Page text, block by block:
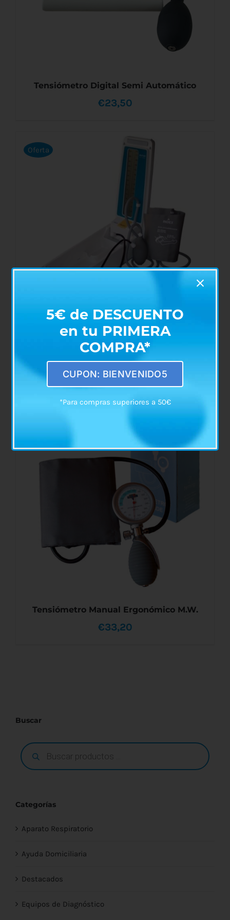
Tensiómetro Digital Semi Automático
€23,50
Oferta
ESTE
PRODUCTO
TIENE
MÚLTIPLES
VARIANTES.
OPCIONES
SE
PUEDEN
ELEGIR
EN
LA
PÁGINA
PRODUCTO
Tensiómetro Manual de Columna ALP-K2
€69,90 - €72,95Rango
de
precios:
€72,95
Tensiómetro Manual Ergonómico M.W.
€33,20
Buscar
Búsqueda
de
productos
Categorías
Aparato Respiratorio
Ayuda Domiciliaria
Destacados
Equipos de Diagnóstico
5€ de DESCUENTO
en tu PRIMERA
COMPRA*
CUPON: BIENVENIDO5
*Para compras superiores a 50€